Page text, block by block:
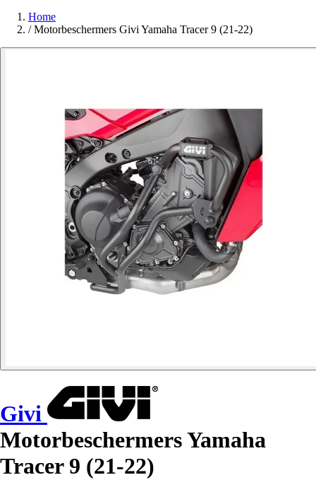
Home
/ Motorbeschermers Givi Yamaha Tracer 9 (21-22)
Givi
Motorbeschermers Yamaha
Tracer 9 (21-22)